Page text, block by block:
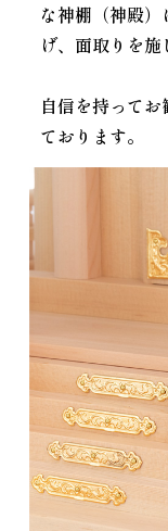
な神棚（神殿
げ、面取りを施
自信を持って
ております。